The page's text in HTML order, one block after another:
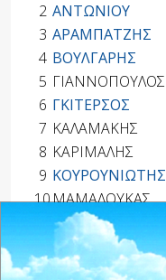
2 ΑΝΤΩΝΙΟΥ
3 ΑΡΑΜΠΑΤΖΗΣ
4 ΒΟΥΛΓΑΡΗΣ
5 ΓΙΑΝΝΟΠΟΥΛΟΣ
6 ΓΚΙΤΕΡΣΟΣ
7 ΚΑΛΑΜΑΚΗΣ
8 ΚΑΡΙΜΑΛΗΣ
9 ΚΟΥΡΟΥΝΙΩΤΗΣ
10ΜΑΜΑΛΟΥΚΑΣ
11ΜΠΑΛΩΚΑΣ
12ΜΠΟΥΜΠΑΡΑΣ